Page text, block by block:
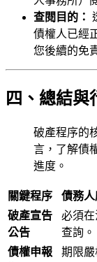
查閱目的：
債權人已經
您後續的免
四、總結與
破產程序的
言，了解債
進度。
關鍵程序
債務
破產宣告
公告
必須
查詢。
債權申報
期限